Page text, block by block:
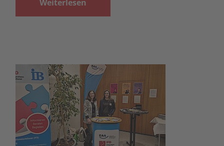
Weiterlesen